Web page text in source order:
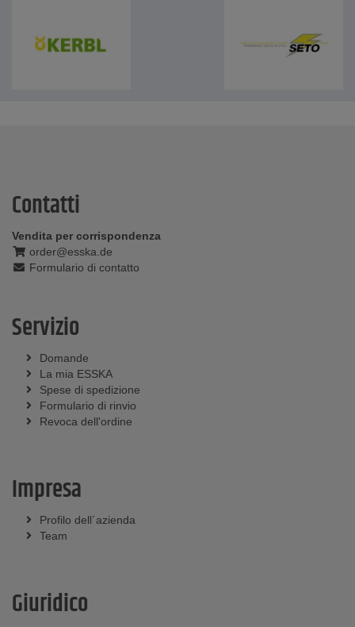
Contatti
Vendita per corrispondenza
order@esska.de
Formulario di contatto
Servizio
Domande
La mia ESSKA
Spese di spedizione
Formulario di rinvio
Revoca dell'ordine
Impresa
Profilo dell´azienda
Team
Giuridico